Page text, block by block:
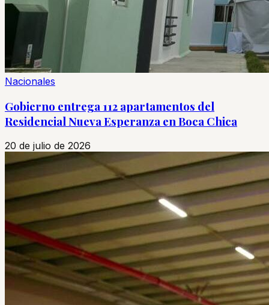
Nacionales
Gobierno entrega 112 apartamentos del
Residencial Nueva Esperanza en Boca Chica
20 de julio de 2026